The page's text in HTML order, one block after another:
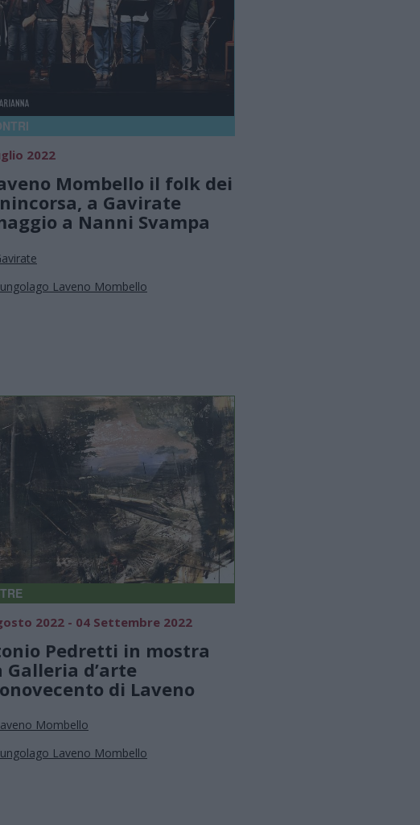
2022
Mombello il folk dei
a Gavirate
a Nanni Svampa
Laveno Mombello
2022 - 04 Settembre 2022
Pedretti in mostra
Galleria d’arte
di Laveno
Mombello
Laveno Mombello